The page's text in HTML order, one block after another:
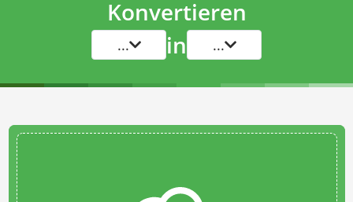
Konvertieren
... in ...